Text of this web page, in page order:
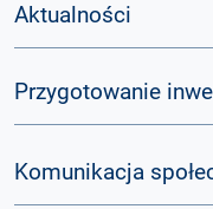
Aktualności
Przygotowanie
Komunikacja